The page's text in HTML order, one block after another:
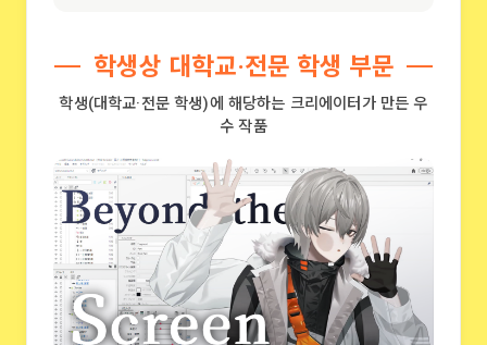
학생상 대학교·전문 학생 부문
학생(대학교·전문 학생)에 해당하는 크리에이터가 만든 우
수 작품